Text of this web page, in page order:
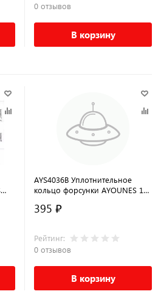
0 отзывов
В корзину
AYS4036B Уплотнительное
кольцо форсунки AYOUNES 16
395 ₽
Рейтинг:
0 отзывов
В корзину